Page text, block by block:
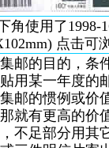
角使用了
点击可
的目的，条
用某一年度的
邮的惯例或价
就有更高的价
不足部分用其